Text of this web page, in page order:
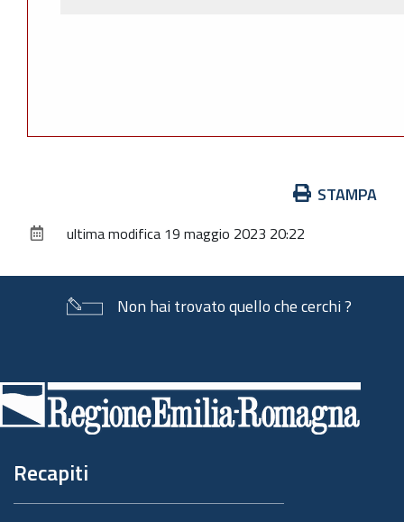
documento
STAMPA
ultima modifica 19 maggio 2023 20:22
Non hai trovato quello che cerchi ?
di
pagina
Recapiti